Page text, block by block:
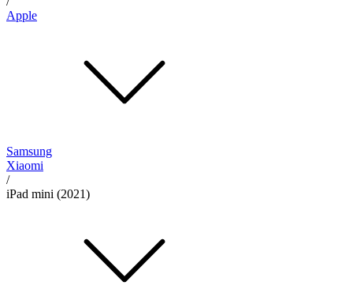
Apple
Samsung
Xiaomi
/
iPad mini (2021)